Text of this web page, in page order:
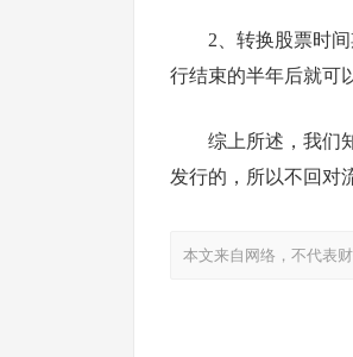
2、转换股票时
行结束的半年后就可
综上所述，我们
发行的，所以不回对
本文来自网络，不代表